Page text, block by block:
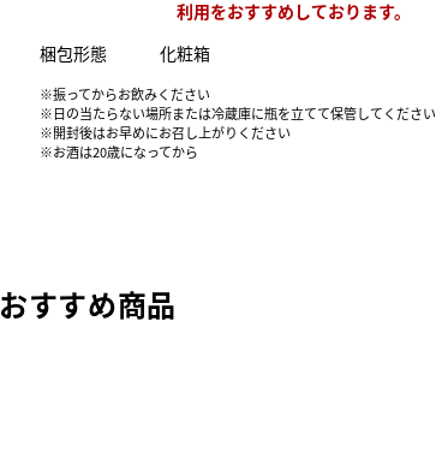
梱包形態 化粧箱
※振ってからお飲みください
※日の当たらない場所または冷蔵庫に瓶を立てて保管してください
※開封後はお早めにお召し上がりください
※お酒は20歳になってから
おすすめ商品